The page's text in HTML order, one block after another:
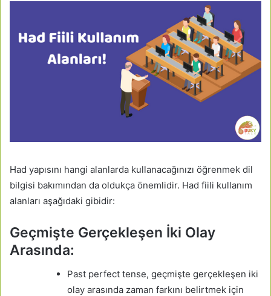
Had yapısını hangi alanlarda kullanacağınızı öğrenmek dil
bilgisi bakımından da oldukça önemlidir. Had fiili kullanım
alanları aşağıdaki gibidir:
Geçmişte Gerçekleşen İki Olay
Arasında:
Past perfect tense, geçmişte gerçekleşen iki
olay arasında zaman farkını belirtmek için